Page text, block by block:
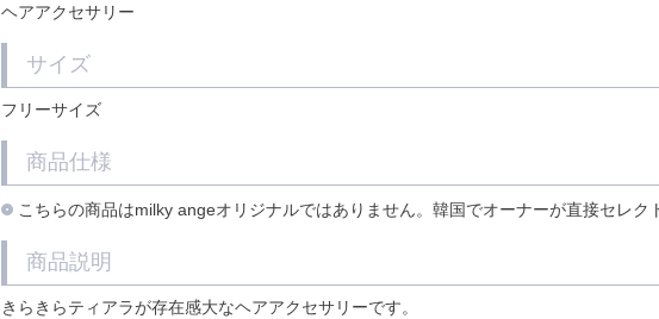
ヘアアクセサリー
サイズ
フリーサイズ
商品仕様
こちらの商品はmilky angeオリジナルではありません。韓国でオーナーが直接セレク
商品説明
きらきらティアラが存在感大なヘアアクセサリーです。